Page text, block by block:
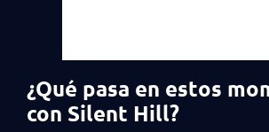
¿Qué pasa en estos
con Silent Hill?